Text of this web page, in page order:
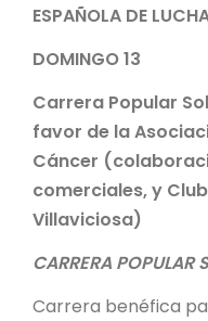
ESPAÑOLA DE
DOMINGO 13
Carrera Popular
favor de la
Cáncer
comerciales, y
Villaviciosa)
CARRERA POPULAR
Carrera benéfica